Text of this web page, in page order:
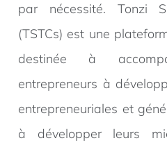
par nécessité. Tonzi
(TSTCs) est une
destinée à
entrepreneurs à
entrepreneuriales et
à développer leurs